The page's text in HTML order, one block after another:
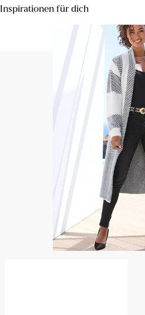
Inspirationen für dich